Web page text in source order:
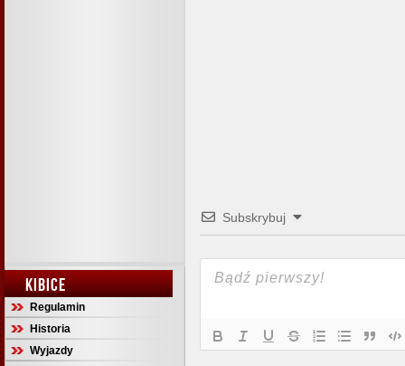
KIBICE
Regulamin
Historia
Wyjazdy
Subskrybuj